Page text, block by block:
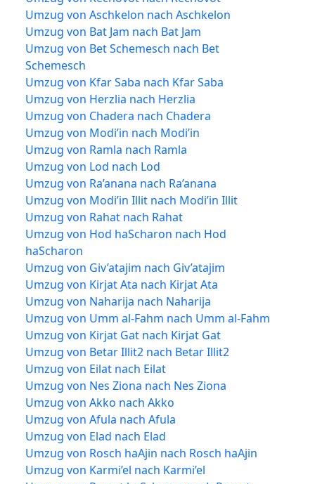
Umzug von Aschkelon nach Aschkelon
Umzug von Bat Jam nach Bat Jam
Umzug von Bet Schemesch nach Bet
Schemesch
Umzug von Kfar Saba nach Kfar Saba
Umzug von Herzlia nach Herzlia
Umzug von Chadera nach Chadera
Umzug von Modi’in nach Modi’in
Umzug von Ramla nach Ramla
Umzug von Lod nach Lod
Umzug von Ra’anana nach Ra’anana
Umzug von Modi’in Illit nach Modi’in Illit
Umzug von Rahat nach Rahat
Umzug von Hod haScharon nach Hod
haScharon
Umzug von Giv’atajim nach Giv’atajim
Umzug von Kirjat Ata nach Kirjat Ata
Umzug von Naharija nach Naharija
Umzug von Umm al-Fahm nach Umm al-Fahm
Umzug von Kirjat Gat nach Kirjat Gat
Umzug von Betar Illit2 nach Betar Illit2
Umzug von Eilat nach Eilat
Umzug von Nes Ziona nach Nes Ziona
Umzug von Akko nach Akko
Umzug von Afula nach Afula
Umzug von Elad nach Elad
Umzug von Rosch haAjin nach Rosch haAjin
Umzug von Karmi’el nach Karmi’el